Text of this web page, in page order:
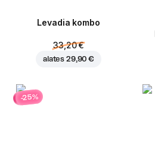
Levadia kombo
33,20 €
alates 29,90 €
-25%